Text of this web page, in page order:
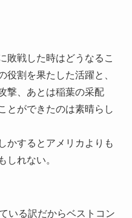
敗戦した時はどうなるこ
役割を果たした活躍と、
撃、あとは稲葉の采配
とができたのは素晴らし
かするとアメリカよりも
しれない。
いる訳だからベストコン